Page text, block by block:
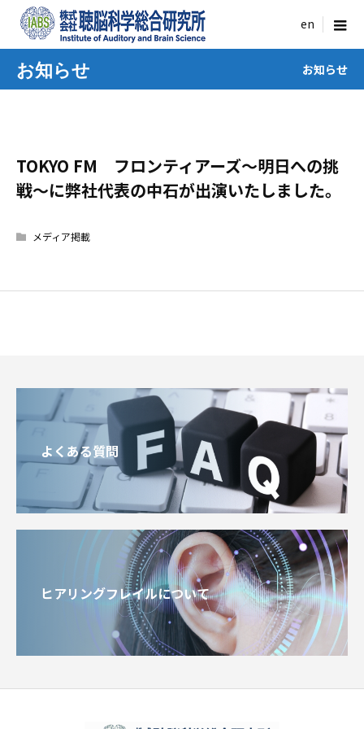
menu
お知らせ お知らせ
TOKYO FM フロンティアーズ〜明日への挑
戦〜に弊社代表の中石が出演いたしました。
メディア掲載
よくある質問
ヒアリングフレイルについて